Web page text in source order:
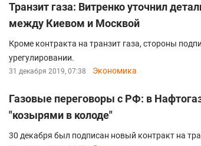
Транзит газа: Витренко уточнил
между Киевом и Москвой
Кроме контракта на транзит газа, стороны
урегулировании.
31 декабря 2019, 07:38 Экономика
Газовые переговоры с РФ: в
"козырями в колоде"
30 декабря был подписан новый контракт на